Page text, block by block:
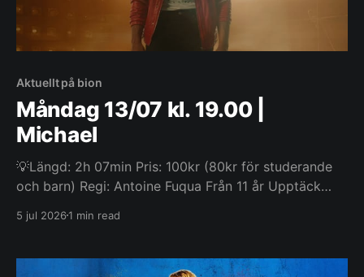
Aktuellt på bion
Måndag 13/07 kl. 19.00 |
Michael
💡Längd: 2h 07min Pris: 100kr (80kr för studerande
och barn) Regi: Antoine Fuqua Från 11 år Upptäck
inflytelserika artisterna världen någonsin har känt,
från upptäckten av hans extraordinära talang som
5 jul 20261 min read